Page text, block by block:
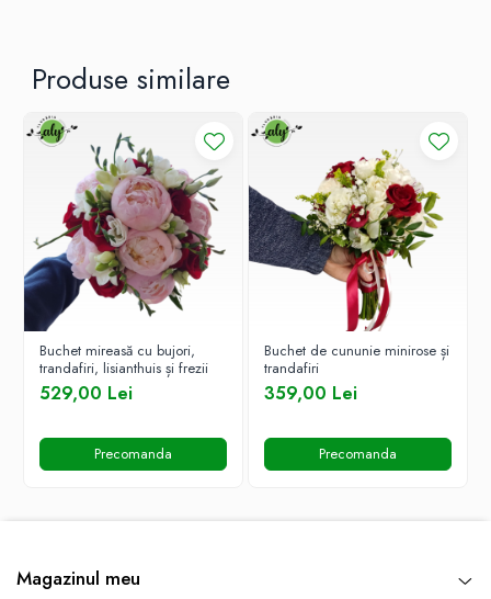
Produse similare
Buchet mireasă cu bujori,
trandafiri, lisianthuis și frezii
529,00 Lei
Precomanda
Buchet de cununie minirose și
trandafiri
359,00 Lei
Precomanda
Magazinul meu